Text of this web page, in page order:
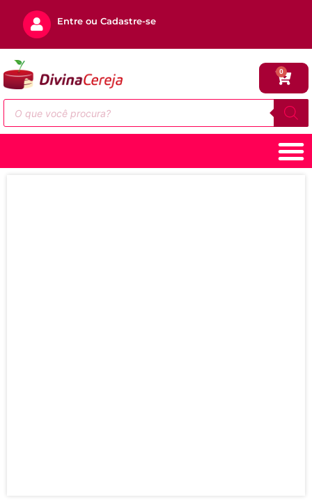
Entre ou Cadastre-se
0